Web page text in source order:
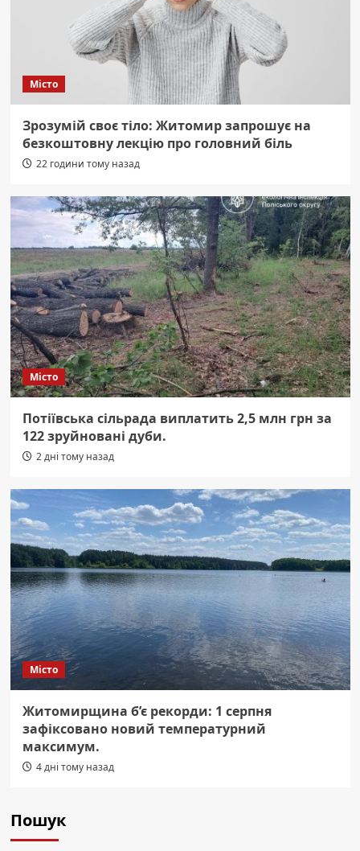
Місто
Зрозумій своє тіло: Житомир запрошує на
безкоштовну лекцію про головний біль
22 години тому назад
Місто
Потіївська сільрада виплатить 2,5 млн грн за
122 зруйновані дуби.
2 дні тому назад
Місто
Житомирщина б’є рекорди: 1 серпня
зафіксовано новий температурний
максимум.
4 дні тому назад
Пошук